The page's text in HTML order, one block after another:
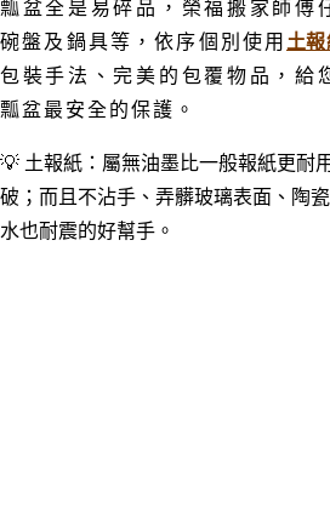
瓢盆全是易碎品，榮福搬家師傅
碗盤及鍋具等 ，依序個別使用 土報
包裝手法、完美的包覆物品，給
瓢盆最安全的保護。
💡 土報紙：屬無油墨比一般報紙更耐
破；而且不沾手、弄髒玻璃表面、陶
水也耐震的好幫手。